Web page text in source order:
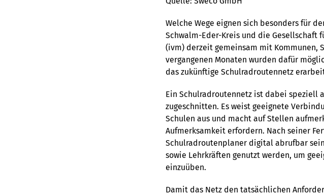
Welche Wege eignen sich besonders für
Schwalm-Eder-Kreis und die
(ivm) derzeit gemeinsam mit Kommunen,
vergangenen Monaten wurden dafür
das zukünftige Schulradroutennetz
Ein Schulradroutennetz ist dabei speziell
zugeschnitten. Es weist geeignete
Schulen aus und macht auf Stellen
Aufmerksamkeit erfordern. Nach seiner
Schulradroutenplaner digital abrufbar
sowie Lehrkräften genutzt werden, um
einzuüben.
Damit das Netz den tatsächlichen